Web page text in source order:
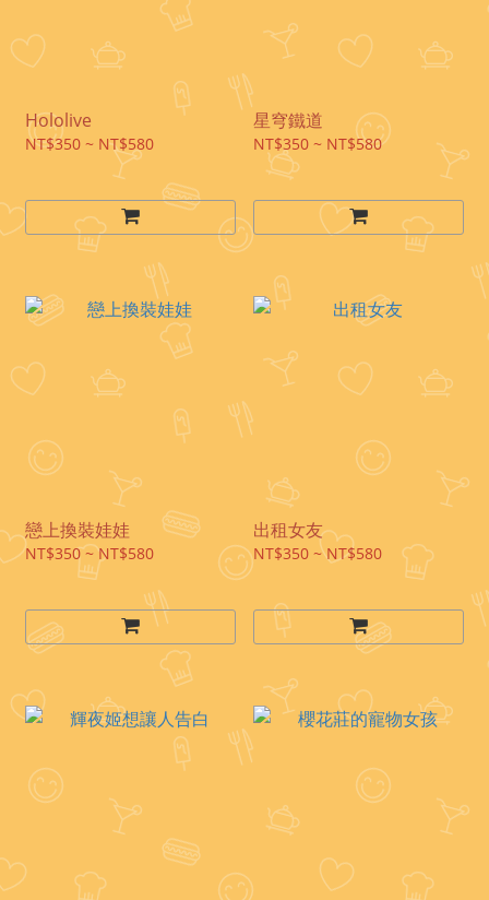
Hololive
NT$350 ~ NT$580
星穹鐵道
NT$350 ~ NT$580
戀上換裝娃娃
NT$350 ~ NT$580
出租女友
NT$350 ~ NT$580